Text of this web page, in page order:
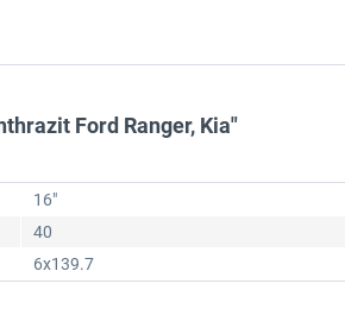
Ford Ranger, Kia"
16"
40
6x139.7